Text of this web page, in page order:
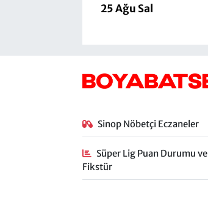
25 Ağu Sal
Sinop Nöbetçi Eczaneler
Süper Lig Puan Durumu ve
Fikstür